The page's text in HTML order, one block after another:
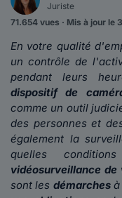
Juriste
71.654 vues · Mis à jour le
En votre qualité
un contrôle de
pendant leurs
dispositif de
comme un outil
des personnes et
également la
quelles
vidéosurveillance de
sont les démarchesà